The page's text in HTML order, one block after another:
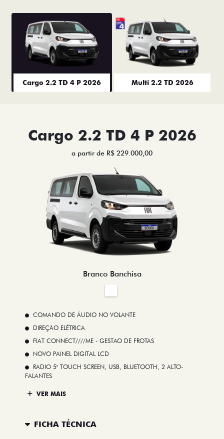
Cargo 2.2 TD 4 P 2026 Multi 2.2 TD 2026
Cargo 2.2 TD 4 P 2026
a partir de R$ 229.000,00
Branco Banchisa
COMANDO DE ÁUDIO NO VOLANTE
DIREÇÃO ELÉTRICA
FIAT CONNECT////ME - GESTAO DE FROTAS
NOVO PAINEL DIGITAL LCD
RADIO 5" TOUCH SCREEN, USB, BLUETOOTH, 2 ALTO-
FALANTES
VER MAIS
FICHA TÉCNICA